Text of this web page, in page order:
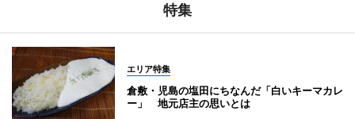
特集
エリア特集
倉敷・児島の塩田にちなんだ「白いキーマカレ
ー」 地元店主の思いとは